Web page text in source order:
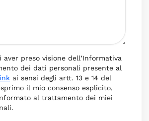
aver preso visione dell’Informativa
dei dati personali presente al
ai sensi degli artt. 13 e 14 del
il mio consenso esplicito,
al trattamento dei miei